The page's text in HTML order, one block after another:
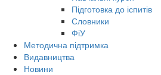
Підготовка до іспитів
Словники
ФіУ
Методична підтримка
Видавництва
Новини